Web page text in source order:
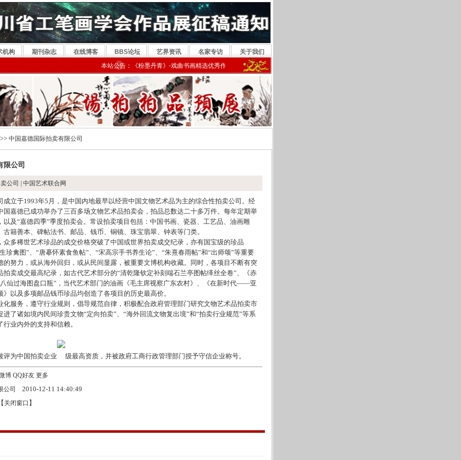
机构 期刊杂志 在线博客 BBS论坛 艺界资讯 名家专访
关于我们
本站公告：《粉墨丹青》-戏曲书画精选优秀作品，参展《翰墨同源》—2014年海峡两岸书画艺术名家北京展 2026-8-8
>> 中国嘉德国际拍卖有限公司
限公司
公司 | 中国艺术联合网
成立于1993年5月，是中国内地最早以经营中国文物艺术品为主的综合性拍卖公司。经
国嘉德已成功举办了三百多场文物艺术品拍卖会，拍品总数达二十多万件。每年定期举
以及“嘉德四季”季度拍卖会。常设拍卖项目包括：中国书画、瓷器、工艺品、油画雕
籍善本、碑帖法书、邮品、钱币、铜镜、珠宝翡翠、钟表等门类。
稀世艺术珍品的成交价格突破了中国或世界拍卖成交纪录，亦有国宝级的珍品
珍禽图”、“唐摹怀素食鱼帖”、“宋高宗手书养生论”、“朱熹春雨帖”和“出师颂”等重要
的努力，或从海外回归，或从民间显露，被重要文博机构收藏。同时，各项目不断有突
拍卖成交最高纪录，如古代艺术部分的“清乾隆钦定补刻端石兰亭图帖缂丝全卷”、《赤
仙过海图盘口瓶”，当代艺术部门的油画《毛主席视察广东农村》、《在新时代——亚
以及多项邮品钱币珍品均创造了各项目的历史最高价。
务，遵守行业规则，倡导规范自律，积极配合政府管理部门研究文物艺术品拍卖市
了诸如境内民间珍贵文物“定向拍卖”、“海外回流文物复出境”和“拍卖行业规范”等系
业内外的支持和信赖。
为中国拍卖企业 级最高资质，并被政府工商行政管理部门授予守信企业称号。
博 QQ好友 更多
公司
2010-12-11 14:40:49
关闭窗口 】